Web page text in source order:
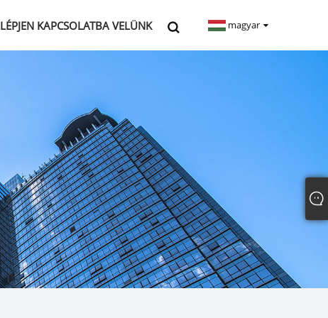
LÉPJEN KAPCSOLATBA VELÜNK magyar